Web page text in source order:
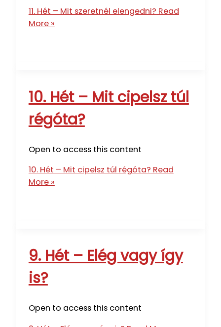
11. Hét – Mit szeretnél elengedni? Read
More »
10. Hét – Mit cipelsz túl
régóta?
Open to access this content
10. Hét – Mit cipelsz túl régóta? Read
More »
9. Hét – Elég vagy így
is?
Open to access this content